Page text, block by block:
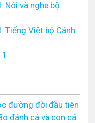
Nói và nghe bộ
Tiếng Việt bộ Cánh
đường đời đầu tiên
đánh cá và con cá